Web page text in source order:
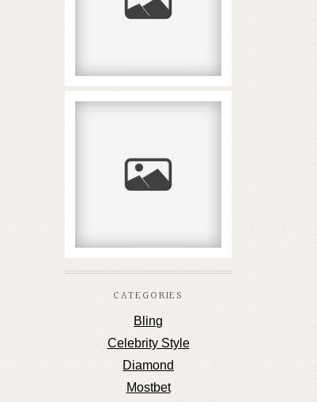
READ MORE...
τράπεζα
CATEGORIES
Bling
Celebrity Style
Diamond
Mostbet